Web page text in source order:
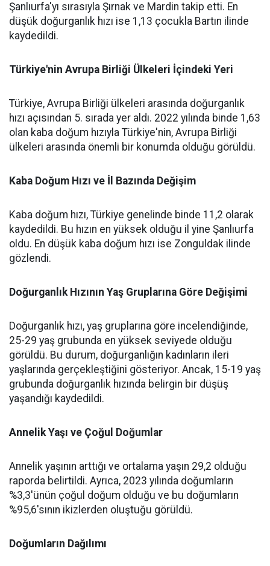
Şanlıurfa'yı sırasıyla Şırnak ve Mardin takip etti. En
düşük doğurganlık hızı ise 1,13 çocukla Bartın ilinde
kaydedildi.
Türkiye'nin Avrupa Birliği Ülkeleri İçindeki Yeri
Türkiye, Avrupa Birliği ülkeleri arasında doğurganlık
hızı açısından 5. sırada yer aldı. 2022 yılında binde 1,63
olan kaba doğum hızıyla Türkiye'nin, Avrupa Birliği
ülkeleri arasında önemli bir konumda olduğu görüldü.
Kaba Doğum Hızı ve İl Bazında Değişim
Kaba doğum hızı, Türkiye genelinde binde 11,2 olarak
kaydedildi. Bu hızın en yüksek olduğu il yine Şanlıurfa
oldu. En düşük kaba doğum hızı ise Zonguldak ilinde
gözlendi.
Doğurganlık Hızının Yaş Gruplarına Göre Değişimi
Doğurganlık hızı, yaş gruplarına göre incelendiğinde,
25-29 yaş grubunda en yüksek seviyede olduğu
görüldü. Bu durum, doğurganlığın kadınların ileri
yaşlarında gerçekleştiğini gösteriyor. Ancak, 15-19 yaş
grubunda doğurganlık hızında belirgin bir düşüş
yaşandığı kaydedildi.
Annelik Yaşı ve Çoğul Doğumlar
Annelik yaşının arttığı ve ortalama yaşın 29,2 olduğu
raporda belirtildi. Ayrıca, 2023 yılında doğumların
%3,3'ünün çoğul doğum olduğu ve bu doğumların
%95,6'sının ikizlerden oluştuğu görüldü.
Doğumların Dağılımı